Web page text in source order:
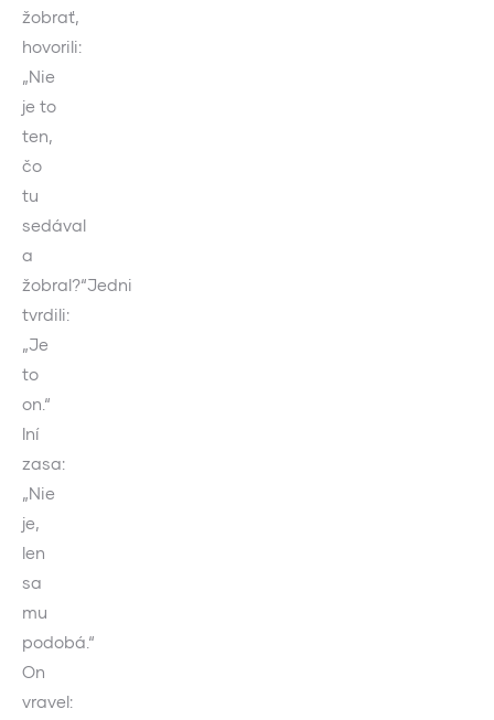
žobrať,
hovorili:
„Nie
je to
ten,
čo
tu
sedával
a
žobral?“Jedni
tvrdili:
„Je
to
on.“
Iní
zasa:
„Nie
je,
len
sa
mu
podobá.“
On
vravel: